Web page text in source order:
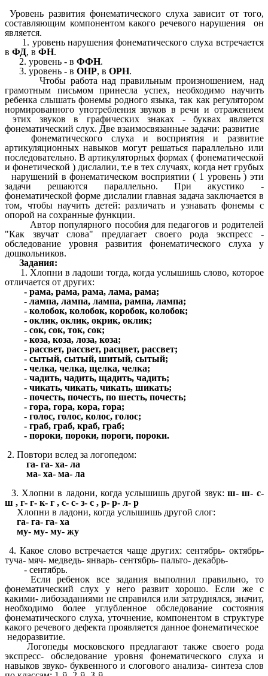
Уровень развития фонематического слуха зависит от того,
составляющим компонентом какого речевого нарушения он
является.
1. уровень нарушения фонематического слуха встречается
в ФД, в ФН.
2. уровень - в ФФН.
3. уровень - в ОНР, в ОРН.
Чтобы работа над правильным произношением, над
грамотным письмом принесла успех, необходимо научить
ребенка слышать фонемы родного языка, так как регулятором
нормированного употребления звуков в речи и отражением
этих звуков в графических знаках - буквах является
фонематический слух. Две взаимосвязанные задачи: развитие
фонематического слуха и восприятия и развитие
артикуляционных навыков могут решаться параллельно или
последовательно. В артикуляторных формах ( фонематической
и фонетической ) дислалии, т.е в тех случаях, когда нет грубых
нарушений в фонематическом восприятии ( 1 уровень ) эти
задачи решаются параллельно. При акустико -
фонематической форме дислалии главная задача заключается в
том, чтобы научить детей: различать и узнавать фонемы с
опорой на сохранные функции.
Автор популярного пособия для педагогов и родителей
"Как звучат слова" предлагает своего рода экспресс -
обследование уровня развития фонематического слуха у
дошкольников.
Задания:
1. Хлопни в ладоши тогда, когда услышишь слово, которое
отличается от других:
- рама, рама, рама, лама, рама;
- лампа, лампа, лампа, рампа, лампа;
- колобок, колобок, коробок, колобок;
- оклик, оклик, окрик, оклик;
- сок, сок, ток, сок;
- коза, коза, лоза, коза;
- рассвет, рассвет, расцвет, рассвет;
- сытый, сытый, шитый, сытый;
- челка, челка, щелка, челка;
- чадить, чадить, щадить, чадить;
- чикать, чикать, чикать, шикать;
- почесть, почесть, по шесть, почесть;
- гора, гора, кора, гора;
- голос, голос, колос, голос;
- граб, граб, краб, граб;
- пороки, пороки, пороги, пороки.
2. Повтори вслед за логопедом:
га- га- ха- ла
ма- ха- ма- ла
3. Хлопни в ладони, когда услышишь другой звук:ш- ш- с-
ш , г- г- к- г , с- с- з- с , р- р- л- р
Хлопни в ладони, когда услышишь другой слог:
га- га- га- ха
му- му- му- жу
4. Какое слово встречается чаще других: сентябрь- октябрь-
туча- мяч- медведь- январь- сентябрь- пальто- декабрь-
- сентябрь.
Если ребенок все задания выполнил правильно, то
фонематический слух у него развит хорошо. Если же с
какими- либозаданиями не справился или затруднялся, значит,
необходимо более углубленное обследование состояния
фонематического слуха, уточнение, компонентом в структуре
какого речевого дефекта проявляется данное фонематическое
недоразвитие.
Логопеды московского предлагают также своего рода
экспресс- обследование уровня фонематического слуха и
навыков звуко- буквенного и слогового анализа- синтеза слов